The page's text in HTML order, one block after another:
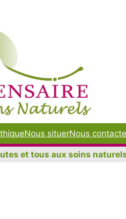
Nous situerNous
et tous aux soins